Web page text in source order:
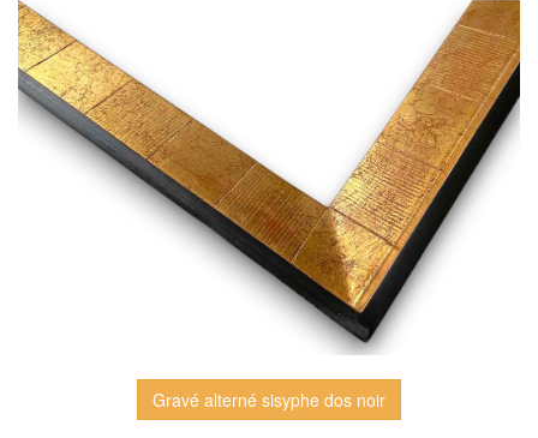
Gravé alterné sisyphe dos noir